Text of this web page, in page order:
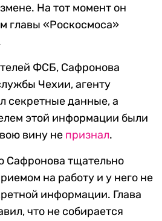
На тот момент он
главы «Роскосмоса»
ФСБ, Сафронова
Чехии, агенту
секретные данные, а
этой информации были
вину не признал.
Сафронова тщательно
на работу и у него не
информации. Глава
что не собирается